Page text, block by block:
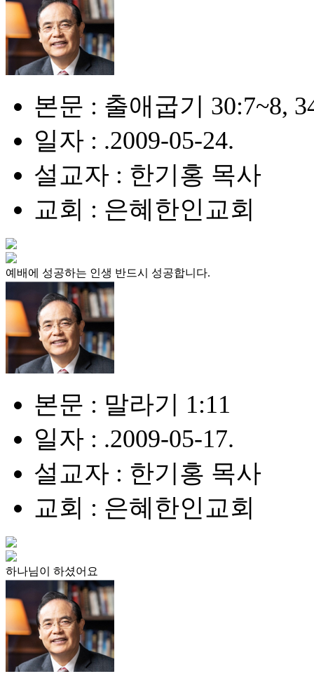
본문 : 출애굽기 30:7~8,
일자 : .2009-05-24.
설교자 : 한기홍 목사
교회 : 은혜한인교회
예배에 성공하는 인생 반드시 성공합니다.
본문 : 말라기 1:11
일자 : .2009-05-17.
설교자 : 한기홍 목사
교회 : 은혜한인교회
하나님이 하셨어요